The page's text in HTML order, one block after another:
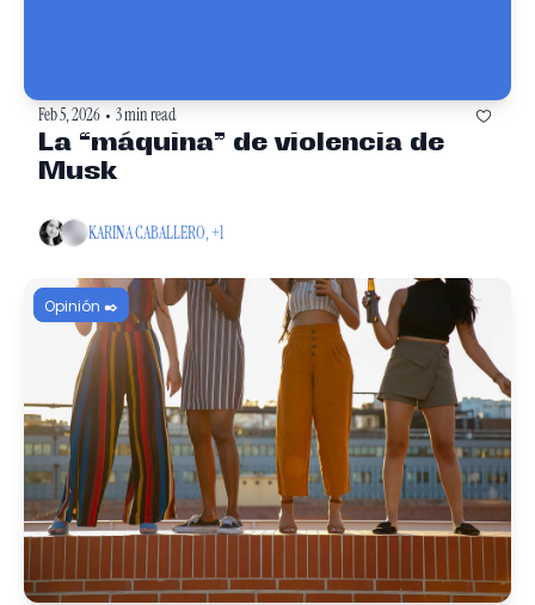
Feb 5, 2026 • 3 min read
La “máquina” de violencia de
Musk
KARINA CABALLERO, +1
Opinión ✒️